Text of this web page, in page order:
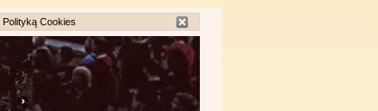
Polityką Cookies